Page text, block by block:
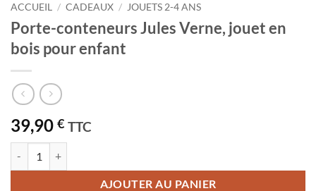
ACCUEIL / CADEAUX / JOUETS 2-4 ANS
Porte-conteneurs Jules Verne, jouet en
bois pour enfant
39,90 € TTC
AJOUTER AU PANIER